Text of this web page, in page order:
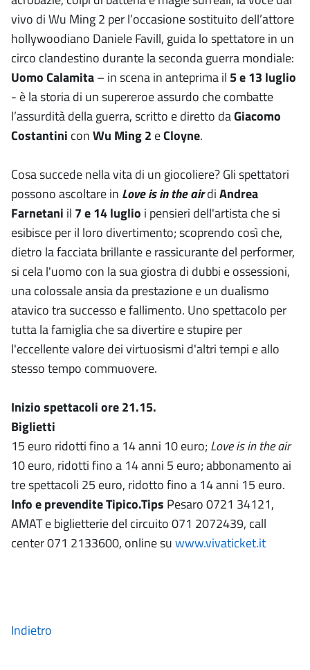
vivo di Wu Ming 2 per l’occasione sostituito dell’attore
hollywoodiano Daniele Favill, guida lo spettatore in un
circo clandestino durante la seconda guerra mondiale:
Uomo Calamita– in scena in anteprima il 5 e 13 luglio
- è la storia di un supereroe assurdo che combatte
l’assurdità della guerra, scritto e diretto daGiacomo
Costantini conWu Ming 2 eCloyne.
Cosa succede nella vita di un giocoliere? Gli spettatori
possono ascoltare in Love is in the airdiAndrea
Farnetani il 7 e 14 luglio i pensieri dell'artista che si
esibisce per il loro divertimento; scoprendo così che,
dietro la facciata brillante e rassicurante del performer,
si cela l'uomo con la sua giostra di dubbi e ossessioni,
una colossale ansia da prestazione e un dualismo
atavico tra successo e fallimento. Uno spettacolo per
tutta la famiglia che sa divertire e stupire per
l'eccellente valore dei virtuosismi d'altri tempi e allo
stesso tempo commuovere.
Inizio spettacoli ore 21.15.
Biglietti
15 euro ridotti fino a 14 anni 10 euro; Love is in the air
10 euro, ridotti fino a 14 anni 5 euro; abbonamento ai
tre spettacoli 25 euro, ridotto fino a 14 anni 15 euro.
Info e prevendite Tipico.Tips Pesaro 0721 34121,
AMAT e biglietterie del circuito 071 2072439, call
center 071 2133600, online suwww.vivaticket.it
Indietro